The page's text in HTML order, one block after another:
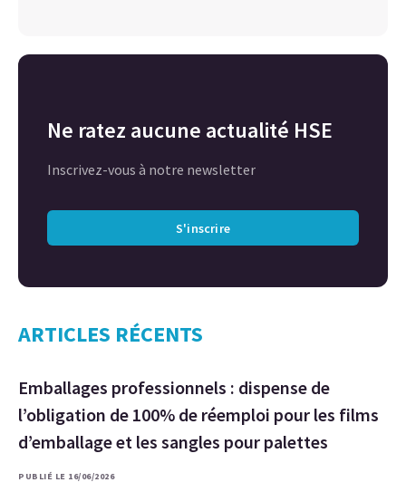
Ne ratez aucune actualité HSE
Inscrivez-vous à notre newsletter
S'inscrire
ARTICLES RÉCENTS
Emballages professionnels : dispense de
l’obligation de 100% de réemploi pour les films
d’emballage et les sangles pour palettes
PUBLIÉ LE 16/06/2026